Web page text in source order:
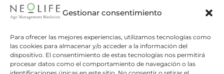
Gestionar consentimiento
Para ofrecer las mejores experiencias, utilizamos tecnologías como
las cookies para almacenar y/o acceder a la información del
dispositivo. El consentimiento de estas tecnologías nos permitirá
procesar datos como el comportamiento de navegación o las
Arantxa Jiménez
detrás de sus decisiones alimentarias y mejore
su relación con la comida. Muchas veces
creemos que comer hasta sentirnos